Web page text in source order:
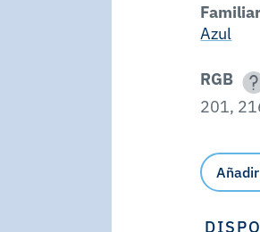
Familiar
Azul
RGB
201,